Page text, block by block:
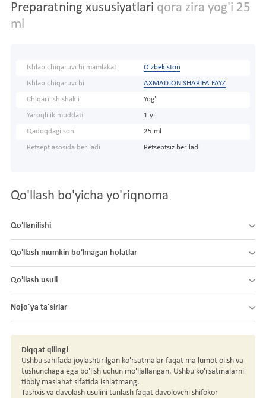
Preparatning xususiyatlari qora zira yog'i 25
ml
Ishlab chiqaruvchi mamlakat O'zbekiston
Ishlab chiqaruvchi AXMADJON SHARIFA FAYZ
Chiqarilish shakli Yog'
Yaroqlilik muddati 1 yil
Qadoqdagi soni 25 ml
Retsept asosida beriladi Retseptsiz beriladi
Qo'llash bo'yicha yo'riqnoma
Qo'llanilishi
Qo'llash mumkin bo'lmagan holatlar
Qo'llash usuli
Nojo´ya ta´sirlar
Diqqat qiling!
Ushbu sahifada joylashtirilgan ko'rsatmalar faqat ma'lumot olish va
tushunchaga ega bo'lish uchun mo'ljallangan. Ushbu ko'rsatmalarni
tibbiy maslahat sifatida ishlatmang.
Tashxis va davolash usulini tanlash faqat davolovchi shifokor